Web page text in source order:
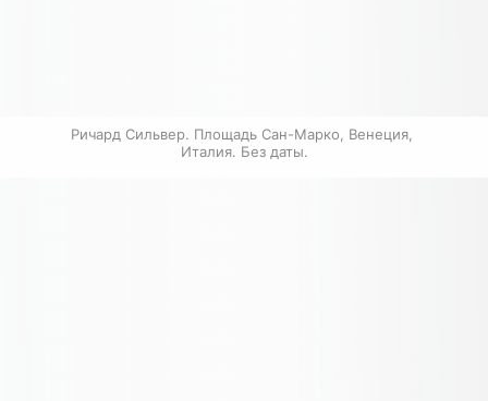
Ричард Сильвер. Площадь Сан-Марко, Венеция,
Италия. Без даты.